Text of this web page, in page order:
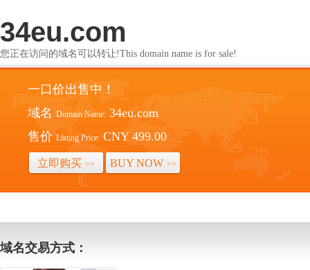
34eu.com
您正在访问的域名可以转让!This domain name is for sale!
一口价出售中！
域名 Domain Name: 34eu.com
售价 Listing Price: CNY 499.00
立即购买 >> BUY NOW >>
域名交易方式：